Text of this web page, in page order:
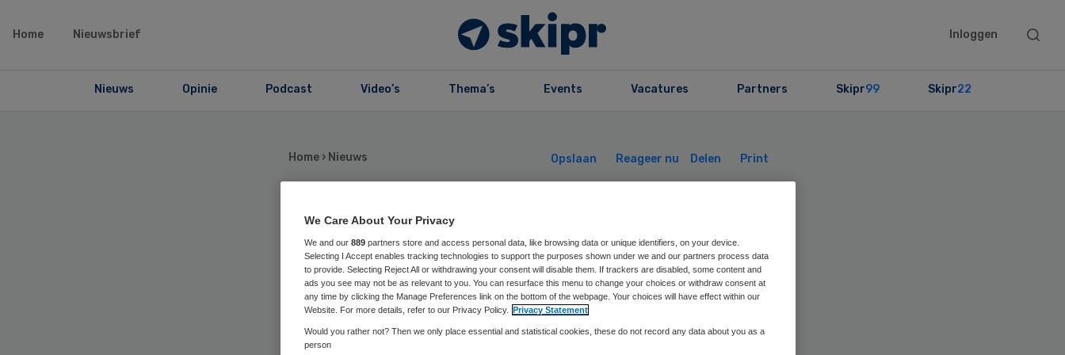
Home Nieuwsbrief Inloggen
Search
Nieuws Opinie Podcast Video’s Thema’s Events Vacatures Partners Skipr99 Skipr22
Home › Nieuws Opslaan Reageer nu Delen Print
IGZ verscherpt
toezicht op Medsen
OOG-apotheek
We Care About Your Privacy
We and our 889 partners store and access personal data, like browsing data or unique identifiers, on your device.
Selecting I Accept enables tracking technologies to support the purposes shown under we and our partners process data
to provide. Selecting Reject All or withdrawing your consent will disable them. If trackers are disabled, some content and
ads you see may not be as relevant to you. You can resurface this menu to change your choices or withdraw consent at
any time by clicking the Manage Preferences link on the bottom of the webpage. Your choices will have effect within our
Website. For more details, refer to our Privacy Policy. Privacy Statement
Would you rather not? Then we only place essential and statistical cookies, these do not record any data about you as a
person